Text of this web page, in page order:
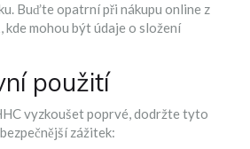
Buďte opatrní při nákupu online z
mohou být údaje o složení
použití
vyzkoušet poprvé, dodržte tyto
zážitek: